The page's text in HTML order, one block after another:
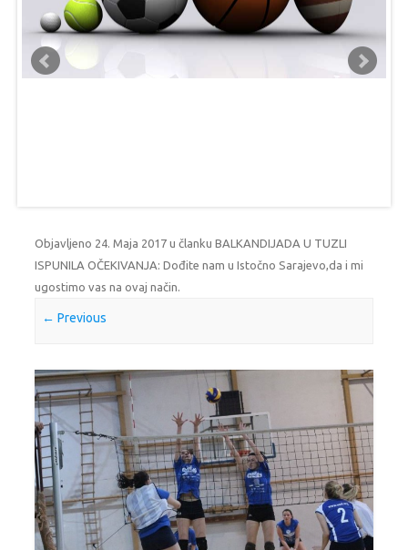
Objavljeno 24. Maja 2017 u članku BALKANDIJADA U TUZLI
ISPUNILA OČEKIVANJA: Dođite nam u Istočno Sarajevo,da i mi
ugostimo vas na ovaj način
← Previous